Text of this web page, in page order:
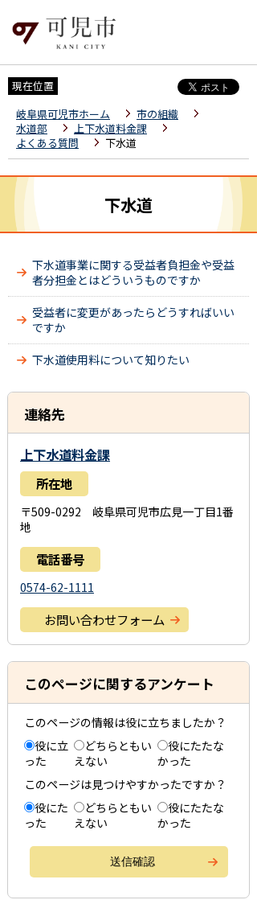
現在位置
岐阜県可児市ホーム
市の組織
水道部
上下水道料金課
よくある質問
下水道
下水道
下水道事業に関する受益者負担金や受益
者分担金とはどういうものですか
受益者に変更があったらどうすればいい
ですか
下水道使用料について知りたい
連絡先
上下水道料金課
所在地
〒509-0292 岐阜県可児市広見一丁目1番
地
電話番号
0574-62-1111
お問い合わせフォーム
このページに関するアンケート
このページの情報は役に立ちましたか？
役に立
った
どちらともい
えない
役にたたな
かった
このページは見つけやすかったですか？
役にた
った
どちらともい
えない
役にたたな
かった